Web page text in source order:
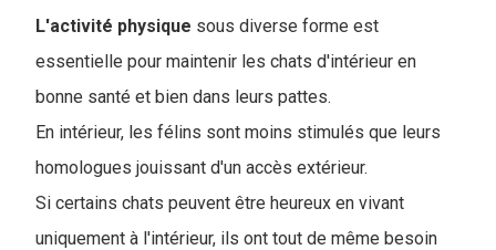
L'activité physique sous diverse forme est
essentielle pour maintenir les chats d'intérieur en
bonne santé et bien dans leurs pattes.
En intérieur, les félins sont moins stimulés que leurs
homologues jouissant d'un accès extérieur.
Si certains chats peuvent être heureux en vivant
uniquement à l'intérieur, ils ont tout de même besoin